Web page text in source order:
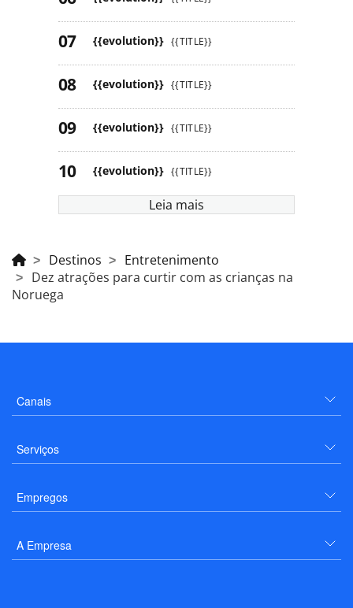
{{evolution}} {{TITLE}}
{{evolution}} {{TITLE}}
{{evolution}} {{TITLE}}
{{evolution}} {{TITLE}}
Leia mais
Destinos
Entretenimento
Dez atrações para curtir com as crianças na
Noruega
Canais
Serviços
Empregos
A Empresa